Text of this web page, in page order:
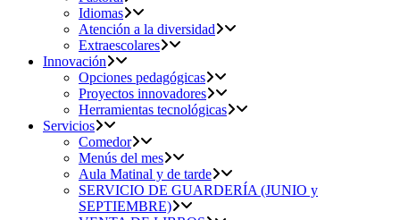
Idiomas
Atención a la diversidad
Extraescolares
Innovación
Opciones pedagógicas
Proyectos innovadores
Herramientas tecnológicas
Servicios
Comedor
Menús del mes
Aula Matinal y de tarde
SERVICIO DE GUARDERÍA (JUNIO y
SEPTIEMBRE)